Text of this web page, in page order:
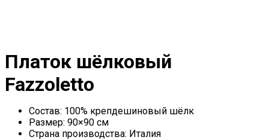
Платок шёлковый
Fazzoletto
Состав: 100% крепдешиновый шёлк
Размер: 90×90 см
Страна производства: Италия